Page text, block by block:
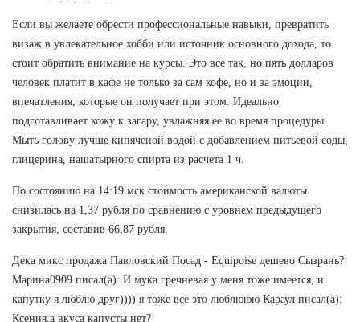
Если вы желаете обрести профессиональные навыки, превратить
визаж в увлекательное хобби или источник основного дохода, то
стоит обратить внимание на курсы. Это все так, но пять долларов
человек платит в кафе не только за сам кофе, но и за эмоции,
впечатления, которые он получает при этом. Идеально
подготавливает кожу к загару, увлажняя ее во время процедуры.
Мыть голову лучше кипяченой водой с добавлением питьевой соды,
глицерина, нашатырного спирта из расчета 1 ч.
По состоянию на 14:19 мск стоимость американской валюты
снизилась на 1,37 рубля по сравнению с уровнем предыдущего
закрытия, составив 66,87 рубля.
Дека микс продажа Павловский Посад - Equipoise дешево Сызрань?
Марина0909 писал(а): И мука гречневая у меня тоже имеется, и
капутку я люблю друг)))) я тоже все это люблююю Караул писал(а):
Ксения,а вкуса капусты нет?